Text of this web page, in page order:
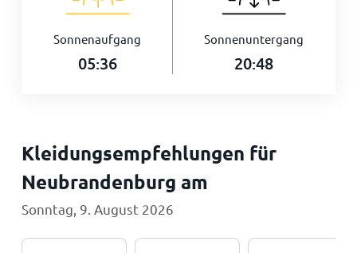
Sonnenaufgang
05:36
Sonnenuntergang
20:48
Kleidungsempfehlungen für
Neubrandenburg am
Sonntag, 9. August 2026